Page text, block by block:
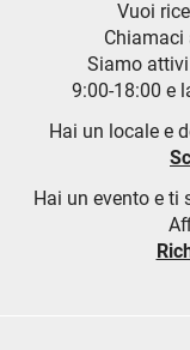
Vuoi
Chiamaci
Siamo
9:00-18:00 e
Hai un locale e
Hai un evento e ti